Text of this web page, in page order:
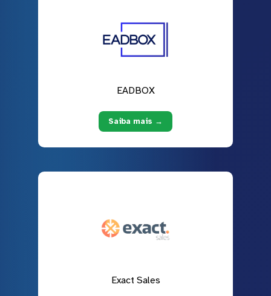
EADBOX
Saiba mais →
Exact Sales